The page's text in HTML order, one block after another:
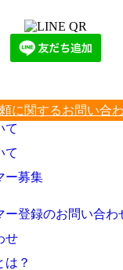
に関するお問い合
て
て
ー募集
ー登録のお問い合わ
せ
は？